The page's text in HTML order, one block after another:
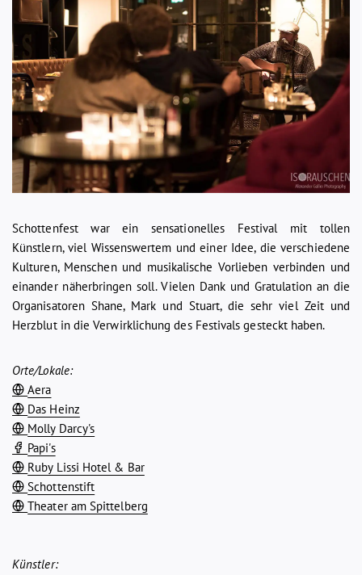
Schottenfest war ein sensationelles Festival mit tollen
Künstlern, viel Wissenswertem und einer Idee, die verschiedene
Kulturen, Menschen und musikalische Vorlieben verbinden und
einander näherbringen soll. Vielen Dank und Gratulation an die
Organisatoren Shane, Mark und Stuart, die sehr viel Zeit und
Herzblut in die Verwirklichung des Festivals gesteckt haben.
Orte/Lokale:
Aera
Das Heinz
Molly Darcy's
Papi's
Ruby Lissi Hotel & Bar
Schottenstift
Theater am Spittelberg
Künstler: